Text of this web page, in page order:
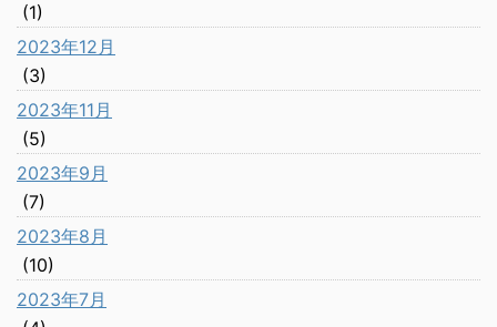
(1)
2023年12月
(3)
2023年11月
(5)
2023年9月
(7)
2023年8月
(10)
2023年7月